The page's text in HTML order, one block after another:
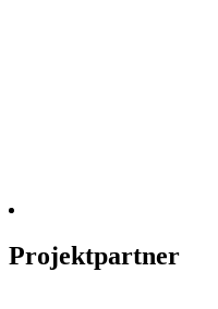
Projektpartner